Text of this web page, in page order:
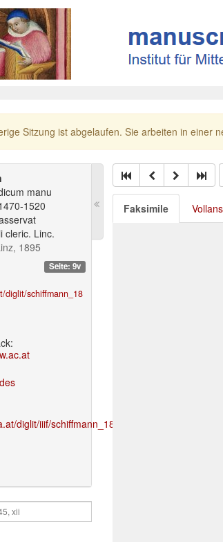
Sitzung ist abgelaufen. Sie arbeiten in einer
manu
1520
cleric. Linc.
1895
Seite: 9v
diglit/schiffmann_18
diglit/iiif/schiffmann_1895/manifest.json
Faksimile